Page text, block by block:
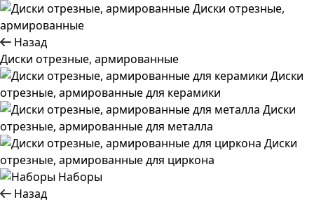
Диски отрезные,
армированные
Назад
Диски отрезные, армированные
Диски
отрезные, армированные для керамики
Диски
отрезные, армированные для металла
Диски
отрезные, армированные для циркона
Наборы
Назад